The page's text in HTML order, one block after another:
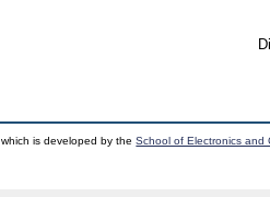
which is developed by theSchool of Electronics and